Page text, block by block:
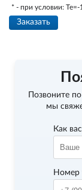
* - при условии: Te=-
Заказать
Позвоните
мы
Как
Номер